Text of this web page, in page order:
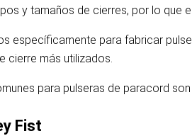
y tamaños de cierres, por lo que
específicamente para fabricar
cierre más utilizados.
para pulseras de paracord
Fist